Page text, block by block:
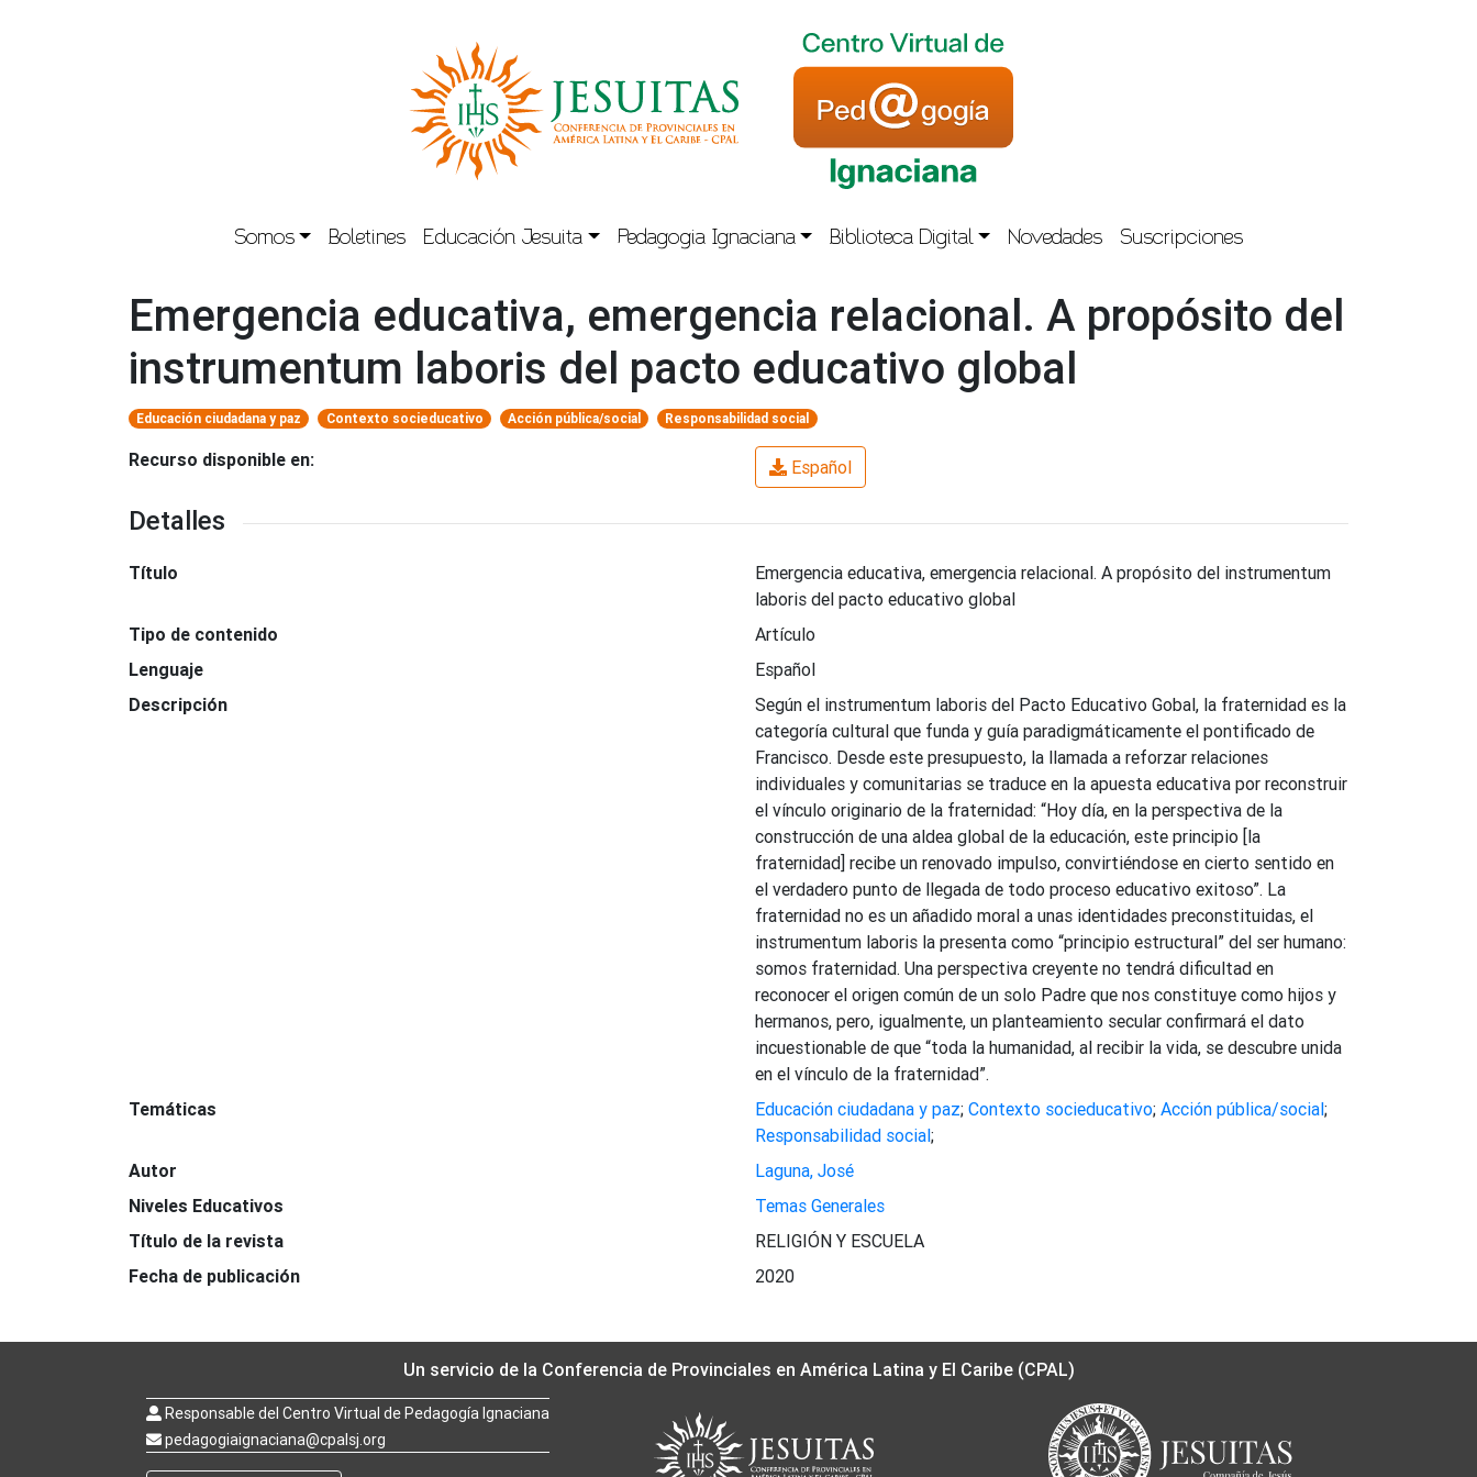
Somos Boletines Educación Jesuita Pedagogia Ignaciana Biblioteca Digital Novedades Suscripciones
Emergencia educativa, emergencia relacional. A propósito del
instrumentum laboris del pacto educativo global
Educación ciudadana y paz Contexto socieducativo Acción pública/social Responsabilidad social
Recurso disponible en: Español
Detalles
Título
Emergencia educativa, emergencia relacional. A propósito del instrumentum
laboris del pacto educativo global
Tipo de contenido
Artículo
Lenguaje
Español
Descripción
Según el instrumentum laboris del Pacto Educativo Gobal, la fraternidad es la
categoría cultural que funda y guía paradigmáticamente el pontificado de
Francisco. Desde este presupuesto, la llamada a reforzar relaciones
individuales y comunitarias se traduce en la apuesta educativa por reconstruir
el vínculo originario de la fraternidad: “Hoy día, en la perspectiva de la
construcción de una aldea global de la educación, este principio [la
fraternidad] recibe un renovado impulso, convirtiéndose en cierto sentido en
el verdadero punto de llegada de todo proceso educativo exitoso”. La
fraternidad no es un añadido moral a unas identidades preconstituidas, el
instrumentum laboris la presenta como “principio estructural” del ser humano:
somos fraternidad. Una perspectiva creyente no tendrá dificultad en
reconocer el origen común de un solo Padre que nos constituye como hijos y
hermanos, pero, igualmente, un planteamiento secular confirmará el dato
incuestionable de que “toda la humanidad, al recibir la vida, se descubre unida
en el vínculo de la fraternidad”.
Temáticas
Educación ciudadana y paz; Contexto socieducativo; Acción pública/social;
Responsabilidad social;
Autor
Laguna, José
Niveles Educativos
Temas Generales
Título de la revista
RELIGIÓN Y ESCUELA
Fecha de publicación
2020
Un servicio de la Conferencia de Provinciales en América Latina y El Caribe (CPAL)
Responsable del Centro Virtual de Pedagogía Ignaciana
pedagogiaignaciana@cpalsj.org